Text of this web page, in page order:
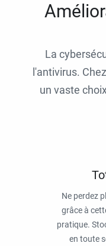
La
l'antivirus.
un vaste
Ne perdez
grâce à
pratique.
en toute